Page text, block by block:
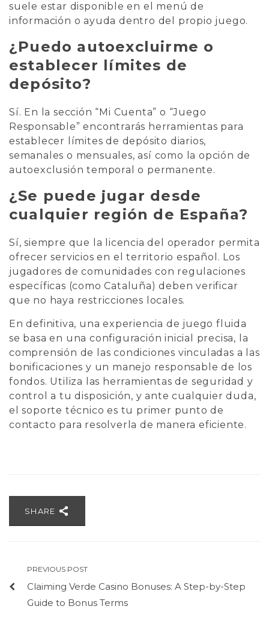
suele estar disponible en el menú de
información o ayuda dentro del propio juego.
¿Puedo autoexcluirme o
establecer límites de
depósito?
Sí. En la sección “Mi Cuenta” o “Juego
Responsable” encontrarás herramientas para
establecer límites de depósito diarios,
semanales o mensuales, así como la opción de
autoexclusión temporal o permanente.
¿Se puede jugar desde
cualquier región de España?
Sí, siempre que la licencia del operador permita
ofrecer servicios en el territorio español. Los
jugadores de comunidades con regulaciones
específicas (como Cataluña) deben verificar
que no haya restricciones locales.
En definitiva, una experiencia de juego fluida
se basa en una configuración inicial precisa, la
comprensión de las condiciones vinculadas a las
bonificaciones y un manejo responsable de los
fondos. Utiliza las herramientas de seguridad y
control a tu disposición, y ante cualquier duda,
el soporte técnico es tu primer punto de
contacto para resolverla de manera eficiente.
SHARE
PREVIOUS POST
Claiming Verde Casino Bonuses: A Step-by-Step
Guide to Bonus Terms